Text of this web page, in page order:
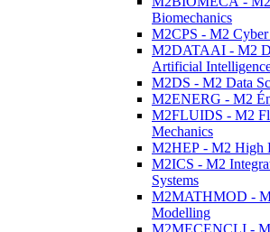
Biomechanics
M2CPS - M2 Cyber
M2DATAAI - M2
Artificial
M2DS - M2 Data
M2ENERG - M2
M2FLUIDS - M2
Mechanics
M2HEP - M2 High
M2ICS - M2
Systems
M2MATHMOD -
Modelling
M2MECENCLI -